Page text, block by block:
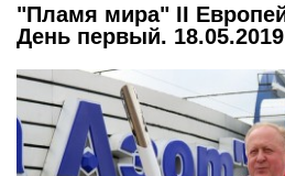
"Пламя мира" II
День первый. 18.05.2019